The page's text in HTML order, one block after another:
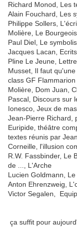
Richard Monod, Les
Alain Fouchard, Les
Philippe Sollers,
Molière, Le
Paul Diel, Le
Jacques Lacan,
Pline Le Jeune,
Musset, Il faut
class GF Flammarion
Molière, Dom Juan,
Pascal, Discours sur
Ionesco, Jeux de
Jean-Pierre Richard,
Euripide, théâtre
textes réunis par
Corneille, l'illusion
R.W. Fassbinder, Le
de ..., L'Arche
Lucien Goldmann,
Anton Ehrenzweig,
Victor Segalen,
ça suffit pour